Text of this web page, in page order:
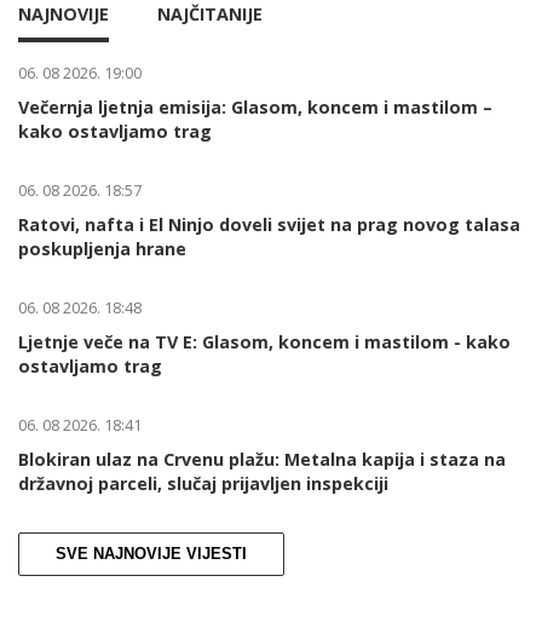
NAJNOVIJE NAJČITANIJE
06. 08 2026. 19:00
Večernja ljetnja emisija: Glasom, koncem i mastilom –
kako ostavljamo trag
06. 08 2026. 18:57
Ratovi, nafta i El Ninjo doveli svijet na prag novog talasa
poskupljenja hrane
06. 08 2026. 18:48
Ljetnje veče na TV E: Glasom, koncem i mastilom - kako
ostavljamo trag
06. 08 2026. 18:41
Blokiran ulaz na Crvenu plažu: Metalna kapija i staza na
državnoj parceli, slučaj prijavljen inspekciji
SVE NAJNOVIJE VIJESTI